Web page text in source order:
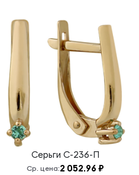
Серьги С-236-П
Ср. цена:2 052.96 ₽